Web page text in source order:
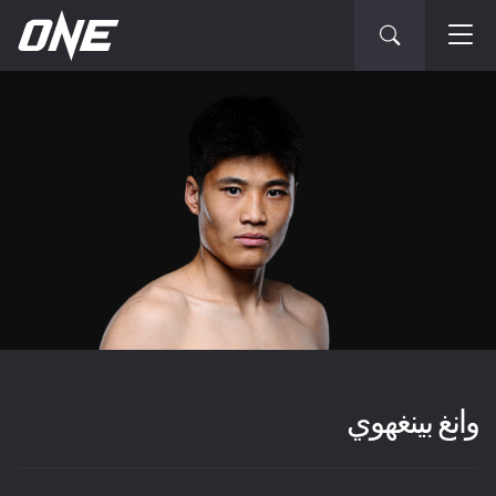
وانغ بينغهوي